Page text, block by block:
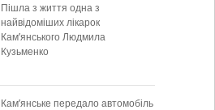
Пішла з життя одна з
найвідоміших лікарок
Кам’янського Людмила
Кузьменко
Кам’янське передало автомобіль